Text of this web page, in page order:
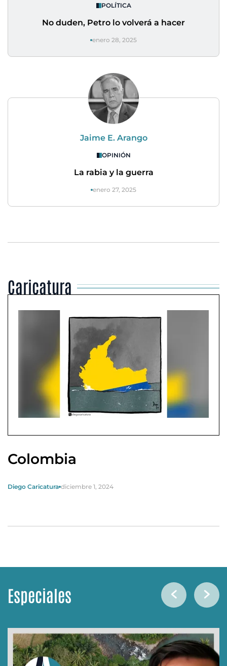
POLÍTICA
No duden, Petro lo volverá a hacer
enero 28, 2025
Jaime E. Arango
OPINIÓN
La rabia y la guerra
enero 27, 2025
Caricatura
Colombia
Diego Caricatura diciembre 1, 2024
Especiales